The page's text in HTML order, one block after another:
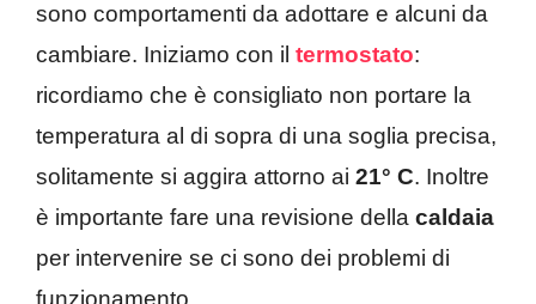
sono comportamenti da adottare e alcuni da
cambiare. Iniziamo con il termostato:
ricordiamo che è consigliato non portare la
temperatura al di sopra di una soglia precisa,
solitamente si aggira attorno ai 21° C. Inoltre
è importante fare una revisione della caldaia
per intervenire se ci sono dei problemi di
funzionamento.